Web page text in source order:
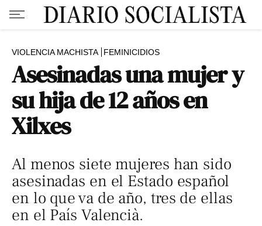
VIOLENCIA MACHISTA FEMINICIDIOS
Asesinadas una mujer y
su hija de 12 años en
Xilxes
Al menos siete mujeres han sido
asesinadas en el Estado español
en lo que va de año, tres de ellas
en el País Valencià.